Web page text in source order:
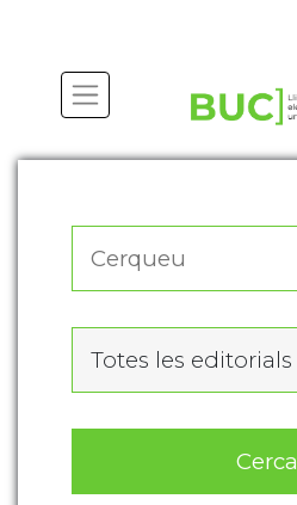
Totes les editorials
Cerca